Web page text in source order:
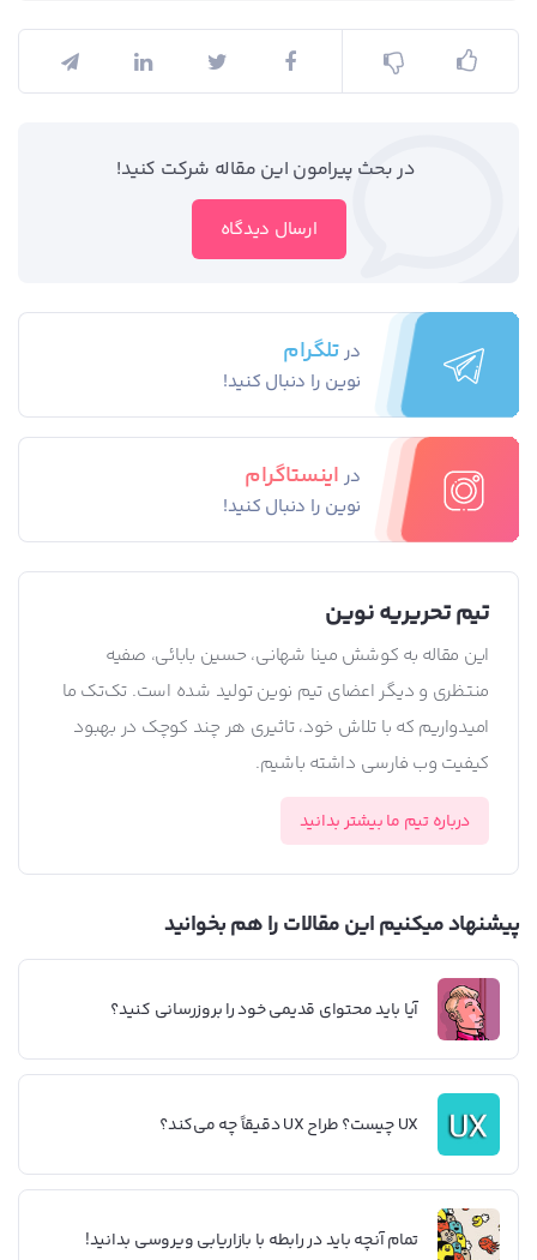
در بحث‌‌ پیرامون این مقاله شرکت کنید!
ارسال دیدگاه
درتلگرام
نوین را دنبال کنید!
در اینستاگرام
نوین را دنبال کنید!
تیم تحریریه نوین
این مقاله به کوشش مینا شهانی، حسین بابائی، صفیه
منتظری و دیگر اعضای تیم نوین تولید شده است. تک‌تک ما
امیدواریم که با تلاش خود، تاثیری هر چند کوچک در بهبود
کیفیت وب فارسی داشته باشیم.
درباره تیم ما بیشتر بدانید
پیشنهاد میکنیم این مقالات را هم بخوانید
آیا باید محتوای قدیمی خود را بروزرسانی کنید؟
UX چیست؟ طراح UX دقیقاً چه می‌کند؟
تمام آنچه باید در رابطه با بازاریابی ویروسی بدانید!